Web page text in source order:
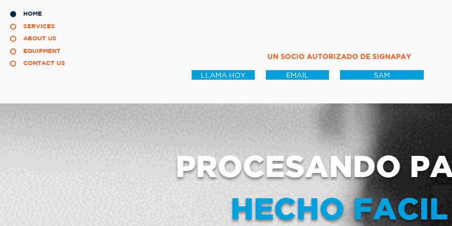
HOME
SERVICES
ABOUT US
EQUIPMENT
CONTACT US
UN SOCIO AUTORIZADO DE SIGNAPAY
LLAMA HOY EMAIL SAM
PROCESANDO
HECHO FACIL